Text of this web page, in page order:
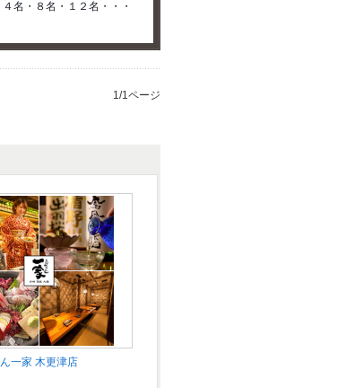
・８名・１２名・・・
1/1ページ
一家 木更津店